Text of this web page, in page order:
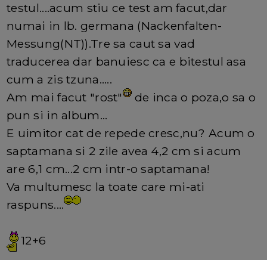
testul....acum stiu ce test am facut,dar
numai in lb. germana (Nackenfalten-
Messung(NT)).Tre sa caut sa vad
traducerea dar banuiesc ca e bitestul asa
cum a zis tzuna.....
Am mai facut "rost"
de inca o poza,o sa o
pun si in album...
E uimitor cat de repede cresc,nu? Acum o
saptamana si 2 zile avea 4,2 cm si acum
are 6,1 cm...2 cm intr-o saptamana!
Va multumesc la toate care mi-ati
raspuns....
12+6